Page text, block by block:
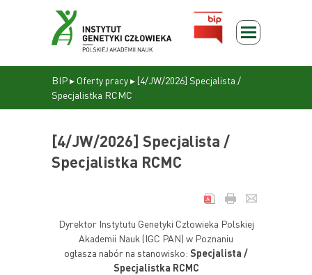
BIP▸ Oferty pracy▸ [4/JW/2026] Specjalista /
Specjalistka RCMC
[4/JW/2026] Specjalista /
Specjalistka RCMC
Dyrektor Instytutu Genetyki Człowieka Polskiej
Akademii Nauk (IGC PAN) w Poznaniu
ogłasza nabór na stanowisko: Specjalista /
Specjalistka RCMC